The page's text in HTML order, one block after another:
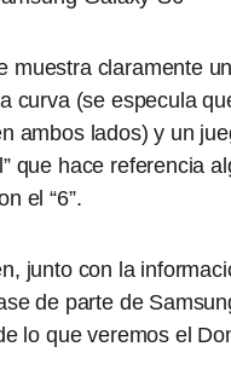
muestra claramente
curva (se especula
ambos lados) y un
que hace referencia
el “6”.
junto con la
de parte de
lo que veremos el